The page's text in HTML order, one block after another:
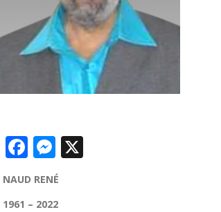
Facebook
Messenger
X
NAUD RENÉ
1961 – 2022